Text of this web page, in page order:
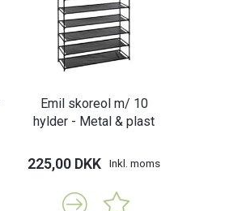
Emil skoreol m/ 10
hylder - Metal & plast
225,00 DKK Inkl. moms